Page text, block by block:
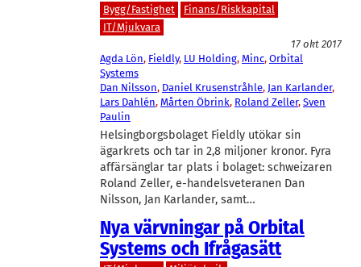
Bygg/Fastighet
Finans/Riskkapital
IT/Mjukvara
17 okt 2017
Agda Lön, Fieldly, LU Holding, Minc, Orbital
Systems
Dan Nilsson, Daniel Krusenstråhle, Jan Karlander
Lars Dahlén, Mårten Öbrink, Roland Zeller, Sven
Paulin
Helsingborgsbolaget Fieldly utökar sin
ägarkrets och tar in 2,8 miljoner kronor. Fyra
affärsänglar tar plats i bolaget: schweizaren
Roland Zeller, e-handelsveteranen Dan
Nilsson, Jan Karlander, samt…
Nya värvningar på Orbital
Systems och Ifrågasätt